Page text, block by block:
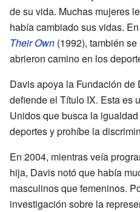
de su vida. Muchas mujeres
había cambiado sus vidas.
Their Own (1992), también
abrieron camino en los
Davis apoya la Fundación de
defiende el Título IX. Esta es
Unidos que busca la
deportes y prohíbe la
En 2004, mientras veía
hija, Davis notó que había
masculinos que femeninos.
investigación sobre la